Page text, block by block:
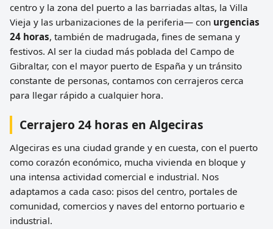
centro y la zona del puerto a las barriadas altas, la Villa
Vieja y las urbanizaciones de la periferia— con urgencias
24 horas, también de madrugada, fines de semana y
festivos. Al ser la ciudad más poblada del Campo de
Gibraltar, con el mayor puerto de España y un tránsito
constante de personas, contamos con cerrajeros cerca
para llegar rápido a cualquier hora.
Cerrajero 24 horas en Algeciras
Algeciras es una ciudad grande y en cuesta, con el puerto
como corazón económico, mucha vivienda en bloque y
una intensa actividad comercial e industrial. Nos
adaptamos a cada caso: pisos del centro, portales de
comunidad, comercios y naves del entorno portuario e
industrial.